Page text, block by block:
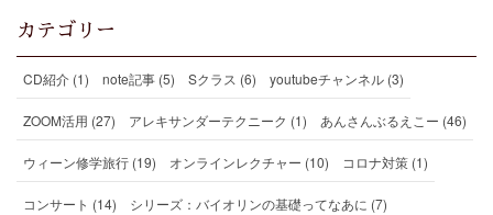
カテゴリー
CD紹介 (1) note記事 (5) Sクラス (6) youtubeチャンネル (3)
ZOOM活用 (27) アレキサンダーテクニーク (1) あんさんぶるえこー (46)
ウィーン修学旅行 (19) オンラインレクチャー (10) コロナ対策 (1)
コンサート (14) シリーズ：バイオリンの基礎ってなあに (7)